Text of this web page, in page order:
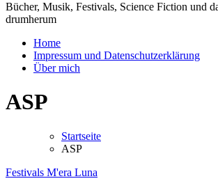
Bücher, Musik, Festivals, Science Fiction und
drumherum
Home
Impressum und Datenschutzerklärung
Über mich
ASP
Startseite
ASP
Festivals M'era Luna